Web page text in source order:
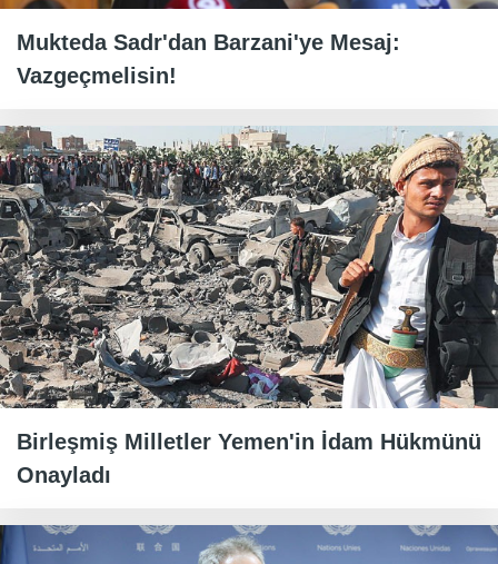
Mukteda Sadr'dan Barzani'ye Mesaj:
Vazgeçmelisin!
Birleşmiş Milletler Yemen'in İdam Hükmünü
Onayladı